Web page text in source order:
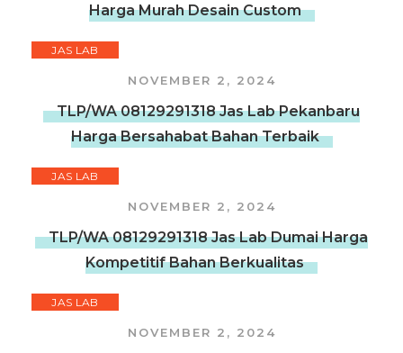
Harga Murah Desain Custom
JAS LAB
NOVEMBER 2, 2024
TLP/WA 08129291318 Jas Lab Pekanbaru
Harga Bersahabat Bahan Terbaik
JAS LAB
NOVEMBER 2, 2024
TLP/WA 08129291318 Jas Lab Dumai Harga
Kompetitif Bahan Berkualitas
JAS LAB
NOVEMBER 2, 2024